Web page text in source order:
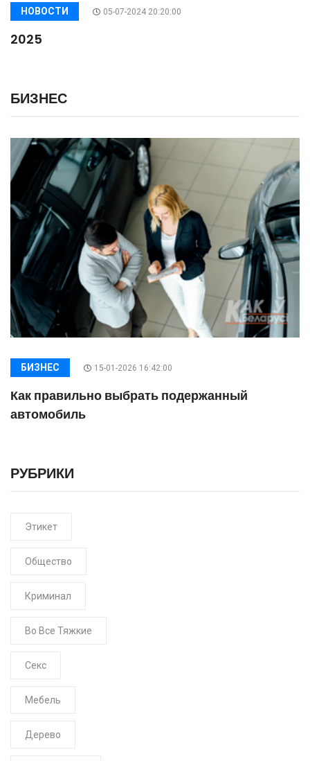
НОВОСТИ 05-07-2024 20:20:00
2025
БИЗНЕС
БИЗНЕС 15-01-2026 16:42:00
Как правильно выбрать подержанный
автомобиль
РУБРИКИ
Этикет
Общество
Криминал
Во Все Тяжкие
Секс
Мебель
Дерево